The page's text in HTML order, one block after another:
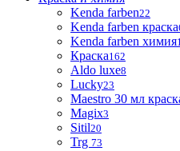
Kenda farben22
Kenda farben краска
Kenda farben химия
Краска162
Aldo luxe8
Lucky23
Maestro 30 мл
Magix3
Sitil20
Trg 73